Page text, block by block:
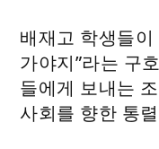
배재고 학생들
가야지”라는 구
들에게 보내는
사회를 향한 통